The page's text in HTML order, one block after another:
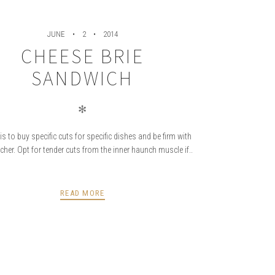
JUNE 2 2014
CHEESE BRIE
SANDWICH
✻
is to buy specific cuts for specific dishes and be firm with
Opt for tender cuts from the inner haunch muscle if..
READ MORE